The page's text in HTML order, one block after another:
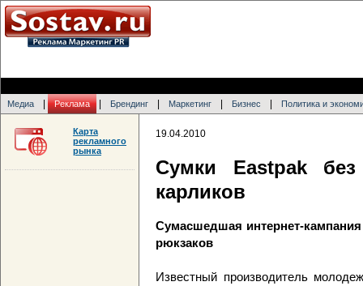
Медиа Реклама Брендинг Маркетинг Бизнес Политика и
19.04.2010
Сумки Eastpak
карликов
Сумасшедшая интернет-
рюкзаков
Известный производитель
Карта
рекламного
рынка